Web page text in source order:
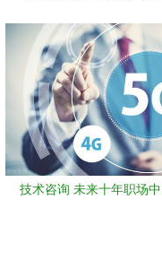
技术咨询 未来十年职场